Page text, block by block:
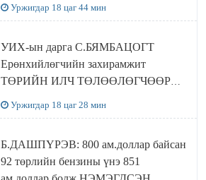
Уржигдар 18 цаг 44 мин
УИХ-ын дарга С.БЯМБАЦОГТ
Ерөнхийлөгчийн захирамжит
ТӨРИЙН ИЛЧ ТӨЛӨӨЛӨГЧӨӨР
Уржигдар 18 цаг 28 мин
Б.ДАШПҮРЭВ: 800 ам.доллар байсан
92 төрлийн бензины үнэ 851